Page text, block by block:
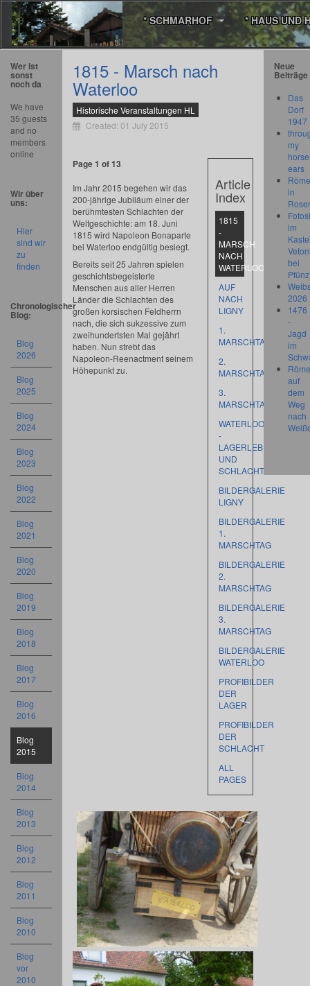
* SCHMARHOF * HAUS UND
1815 - Marsch nach
Waterloo
Historische Veranstaltungen HL
Created: 01 July 2015
Article
Index
1815
-
MARSCH
NACH
WATERLOO
AUF
NACH
LIGNY
1.
MARSCHTAG
2.
MARSCHTAG
3.
MARSCHTAG
WATERLOO
-
LAGERLEBEN
UND
SCHLACHT
BILDERGALERIE
LIGNY
BILDERGALERIE
1.
MARSCHTAG
BILDERGALERIE
2.
MARSCHTAG
BILDERGALERIE
3.
MARSCHTAG
BILDERGALERIE
WATERLOO
PROFIBILDER
DER
LAGER
PROFIBILDER
DER
SCHLACHT
ALL
PAGES
Page 1 of 13
Im Jahr 2015 begehen wir das
200-jährige Jubiläum einer der
berühmtesten Schlachten der
Weltgeschichte: am 18. Juni
1815 wird Napoleon Bonaparte
bei Waterloo endgültig besiegt.
Bereits seit 25 Jahren spielen
geschichtsbegeisterte
Menschen aus aller Herren
Länder die Schlachten des
großen korsischen Feldherrn
nach, die sich sukzessive zum
zweihundertsten Mal gejährt
haben. Nun strebt das
Napoleon-Reenactment seinem
Höhepunkt zu.
Wer ist
sonst
noch da
We have
35 guests
and no
members
online
Wir über
uns:
Hier
sind wir
zu
finden
Chronologischer
Blog:
Blog
2026
Blog
2025
Blog
2024
Blog
2023
Blog
2022
Blog
2021
Blog
2020
Blog
2019
Blog
2018
Blog
2017
Blog
2016
Blog
2015
Blog
2014
Blog
2013
Blog
2012
Blog
2011
Blog
2010
Blog
vor
2010
Neue
Beiträge
Das
Dorf
1947
my
ears
in
im
bei
Pfünz
2026
1476
-
Jagd
im
auf
dem
Weg
nach